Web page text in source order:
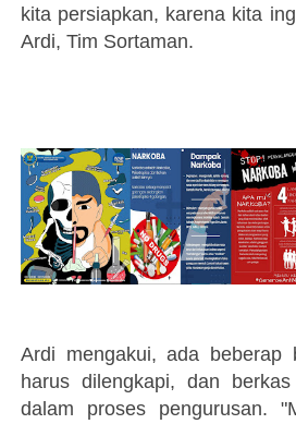
kita persiapkan, karena kita
Ardi, Tim Sortaman.
Ardi mengakui, ada beberap
harus dilengkapi, dan
dalam proses pengurusan.